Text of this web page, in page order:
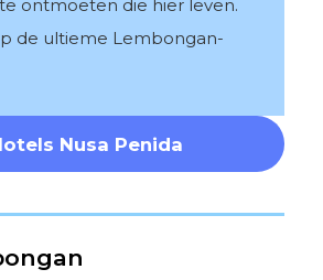
ontmoeten die hier leven.
de ultieme Lembongan-
Nusa Penida